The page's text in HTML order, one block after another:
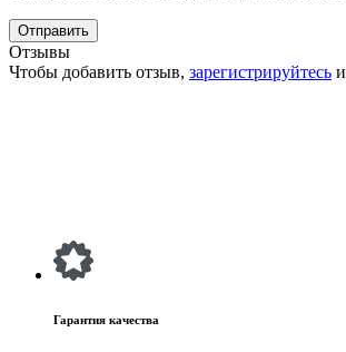
Отзывы
Чтобы добавить отзыв, зарегистрируйтесь
Гарантия качества